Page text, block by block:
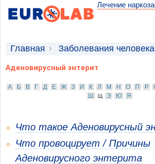
Лечение
Главная
Заболевания человека
Инфекционные и паразитарные
Аденовирусный энтерит
А Б В Г Д Е Ж З И К Л М Н О П Р
Ш
Щ Э Ю Я
Что такое Аденовирусный
Что провоцирует / Причины
Аденовирусного энтерита